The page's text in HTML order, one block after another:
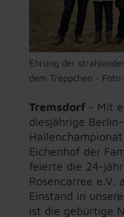
Ehrung der
dem Treppchen -
Tremsdorf - Mit
diesjährige
Eichenhof der
feierte die 24-
Rosencarree e.V.
Einstand in
ist die gebürtige